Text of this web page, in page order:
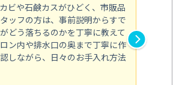
ビや石鹸カスがひどく、市販品
ッフの方は、事前説明からすで
どう落ちるのかを丁寧に教えて
ン内や排水口の奥まで丁寧に作
しながら、日々のお手入れ方法